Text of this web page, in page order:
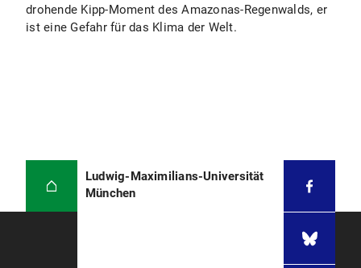
drohende Kipp-Moment des Amazonas-Regenwalds, er
ist eine Gefahr für das Klima der Welt.
Ludwig-Maximilians-Universität
München